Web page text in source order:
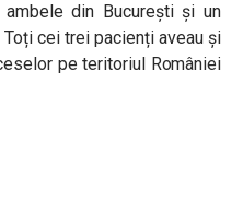
din București și un
cei trei pacienți aveau și
pe teritoriul României